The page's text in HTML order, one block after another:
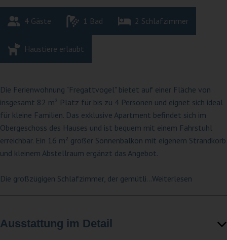
4 Gäste 1 Bad 2 Schlafzimmer
Haustiere erlaubt
Die Ferienwohnung "Fregattvogel" bietet auf einer Fläche von
insgesamt 82 m² Platz für bis zu 4 Personen und eignet sich ideal
für kleine Familien. Das exklusive Apartment befindet sich im
Obergeschoss des Hauses und ist bequem mit einem Fahrstuhl
erreichbar. Ein 16 m² großer Sonnenbalkon mit eigenem Strandkorb
und kleinem Abstellraum ergänzt das Angebot.
Die großzügigen Schlafzimmer, der gemütli...Weiterlesen
Ausstattung im Detail